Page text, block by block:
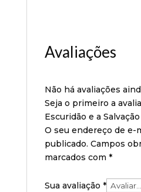
Avaliações
Não há avaliações
Seja o primeiro a
Escuridão e a
O seu endereço de e-
publicado. Campos
marcados com *
Sua avaliação *